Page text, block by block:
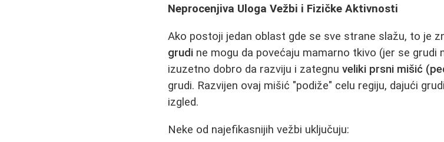
Neprocenjiva Uloga Vežbi i Fizičke Aktivnosti
Ako postoji jedan oblast gde se sve strane slažu, to je
grudi ne mogu da povećaju mamarno tkivo (jer se grudi
izuzetno dobro da razviju i zategnuveliki prsni mišić
grudi. Razvijen ovaj mišić "podiže" celu regiju, dajući
izgled.
Neke od najefikasnijih vežbi uključuju: